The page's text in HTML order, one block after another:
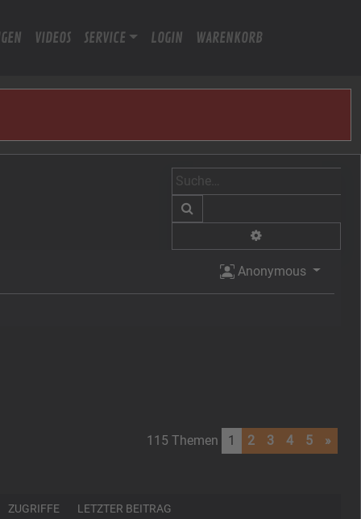
VIDEOS SERVICE LOGIN WARENKORB
Anonymous
115 Themen 1 2 3 4 5 »
ZUGRIFFE LETZTER BEITRAG